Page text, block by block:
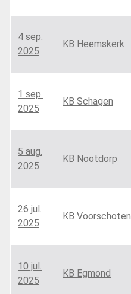
4 sep.
2025
KB Heemskerk
1 sep.
2025
KB Schagen
5 aug.
2025
KB Nootdorp
26 jul.
2025
KB Voorschoten
10 jul.
2025
KB Egmond